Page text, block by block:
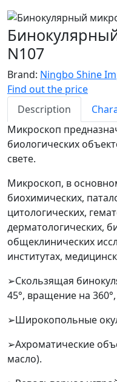
N107
Brand: Ningbo Shine
Find out the price
Description
Микроскоп
биологических
свете.
Микроскоп, в
биохимических,
цитологических,
дерматологических,
общеклинических
институтах,
➢Скользящая
45°, вращение на
➢Широкопольные
➢Ахроматические
масло).